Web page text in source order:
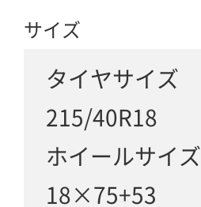
サイズ
タイヤサイズ
215/40R18
ホイールサイズ
18×75+53